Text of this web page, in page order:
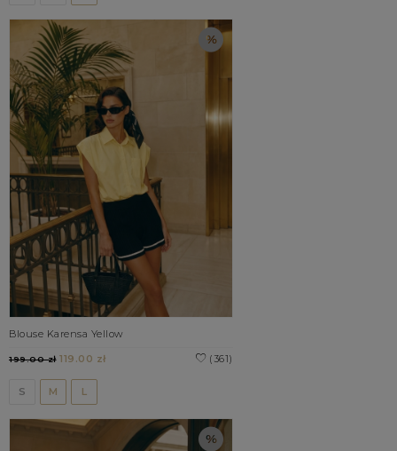
Blouse Karensa Yellow
(361)
199.00 zł119.00 zł
S M L